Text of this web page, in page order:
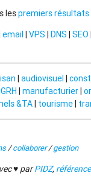
lespremiers résultats
email | VPS | DNS | SEO |
| audiovisuel |
| manufacturier|
&TA| tourisme|
/collaborer/gestion
♥ parPIDZ,